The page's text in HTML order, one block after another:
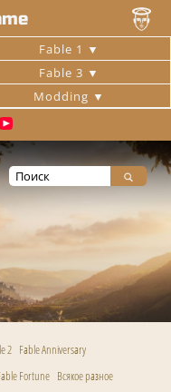
Fable 1
Fable 3
Modding
2 Fable Anniversary
Fortune Всякое разное